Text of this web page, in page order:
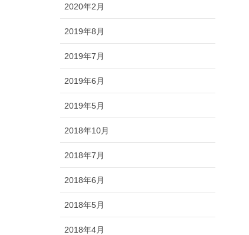
2020年2月
2019年8月
2019年7月
2019年6月
2019年5月
2018年10月
2018年7月
2018年6月
2018年5月
2018年4月